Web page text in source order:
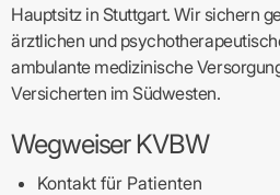
Hauptsitz in Stuttgart. Wir sichern
ärztlichen und
ambulante medizinische
Versicherten im Südwesten.
Wegweiser KVBW
Kontakt für Patienten